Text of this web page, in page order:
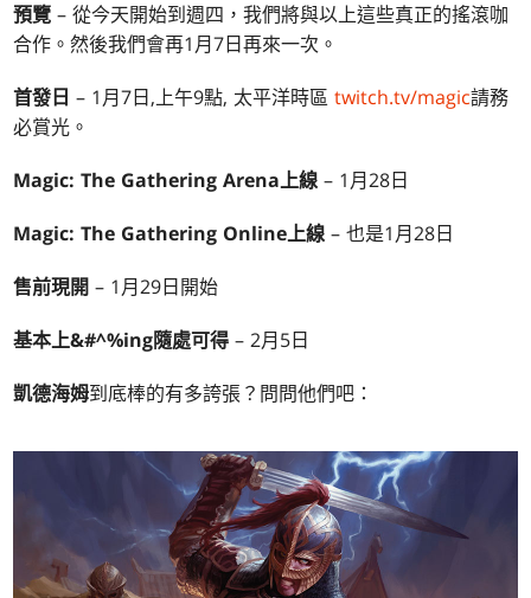
預覽 – 從今天開始到週四，我們將與以上這些真正的搖滾咖
合作。然後我們會再1月7日再來一次。
首發日 – 1月7日,上午9點, 太平洋時區twitch.tv/magic請務
必賞光。
Magic: The Gathering Arena上線 – 1月28日
Magic: The Gathering Online上線 – 也是1月28日
售前現開 – 1月29日開始
基本上&#^%ing隨處可得 – 2月5日
凱德海姆到底棒的有多誇張？問問他們吧：